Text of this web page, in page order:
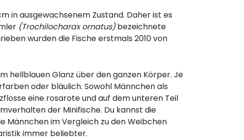
in ausgewachsenem Zustand. Daher ist es
(Trochilocharax ornatus)bezeichnete
wurden die Fische erstmals 2010 von
hellblauen Glanz über den ganzen Körper. Je
oder bläulich. Sowohl Männchen als
eine rosarote und auf dem unteren Teil
der Minifische. Du kannst die
Männchen im Vergleich zu den Weibchen
immer beliebter.